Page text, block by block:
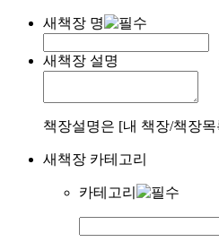
새책장 명
새책장 설명
책장설명은 [내 책장/책장
새책장 카테고리
카테고리